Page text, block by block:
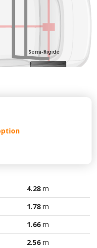
4.28 m
1.78 m
1.66 m
2.56 m